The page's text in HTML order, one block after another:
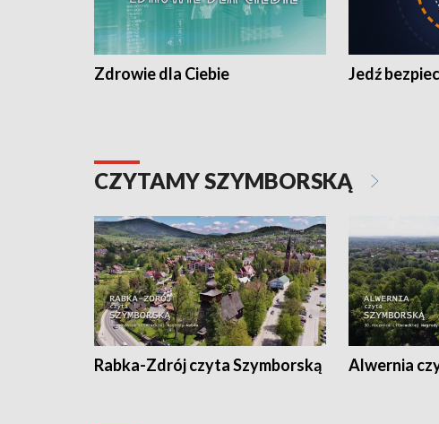
Zdrowie dla Ciebie Jedź
CZYTAMY SZYMBORSKĄ
Rabka-Zdrój czyta Szymborską Alwernia